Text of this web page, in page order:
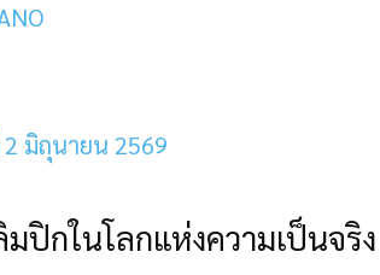
2 มิถุนายน 2569
ปิกในโลกแห่งความเป็นจริง